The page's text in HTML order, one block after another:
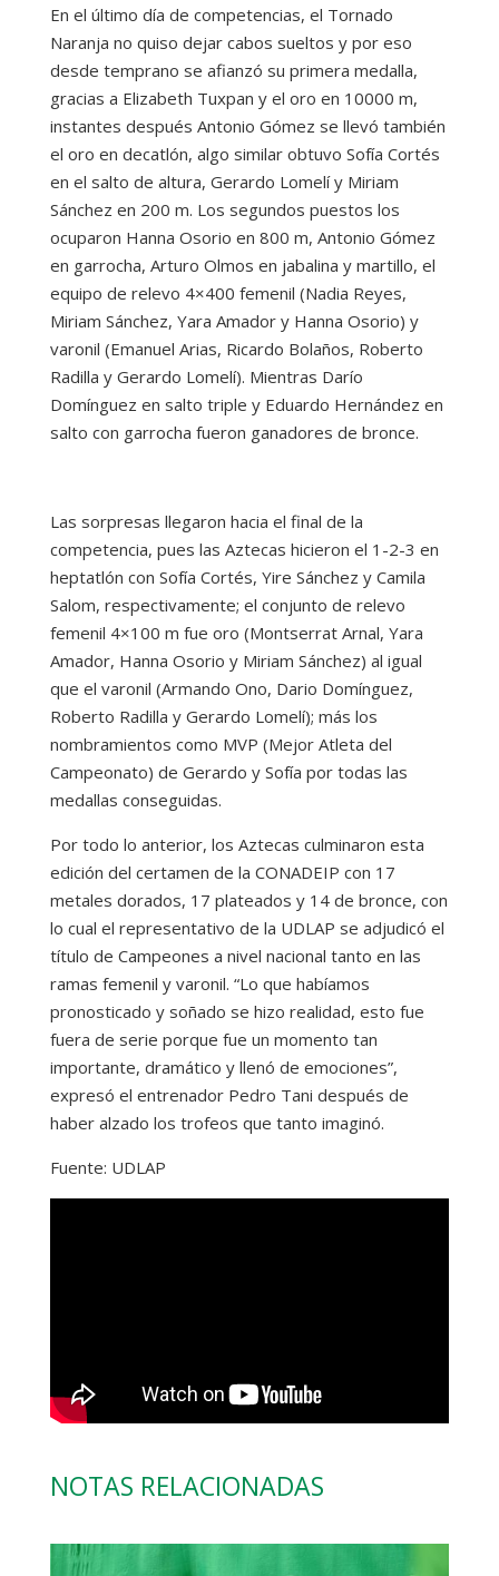
En el último día de competencias, el Tornado
Naranja no quiso dejar cabos sueltos y por eso
desde temprano se afianzó su primera medalla,
gracias a Elizabeth Tuxpan y el oro en 10000 m,
instantes después Antonio Gómez se llevó también
el oro en decatlón, algo similar obtuvo Sofía Cortés
en el salto de altura, Gerardo Lomelí y Miriam
Sánchez en 200 m. Los segundos puestos los
ocuparon Hanna Osorio en 800 m, Antonio Gómez
en garrocha, Arturo Olmos en jabalina y martillo, el
equipo de relevo 4×400 femenil (Nadia Reyes,
Miriam Sánchez, Yara Amador y Hanna Osorio) y
varonil (Emanuel Arias, Ricardo Bolaños, Roberto
Radilla y Gerardo Lomelí). Mientras Darío
Domínguez en salto triple y Eduardo Hernández en
salto con garrocha fueron ganadores de bronce.
Las sorpresas llegaron hacia el final de la
competencia, pues las Aztecas hicieron el 1-2-3 en
heptatlón con Sofía Cortés, Yire Sánchez y Camila
Salom, respectivamente; el conjunto de relevo
femenil 4×100 m fue oro (Montserrat Arnal, Yara
Amador, Hanna Osorio y Miriam Sánchez) al igual
que el varonil (Armando Ono, Dario Domínguez,
Roberto Radilla y Gerardo Lomelí); más los
nombramientos como MVP (Mejor Atleta del
Campeonato) de Gerardo y Sofía por todas las
medallas conseguidas.
Por todo lo anterior, los Aztecas culminaron esta
edición del certamen de la CONADEIP con 17
metales dorados, 17 plateados y 14 de bronce, con
lo cual el representativo de la UDLAP se adjudicó el
título de Campeones a nivel nacional tanto en las
ramas femenil y varonil. “Lo que habíamos
pronosticado y soñado se hizo realidad, esto fue
fuera de serie porque fue un momento tan
importante, dramático y llenó de emociones”,
expresó el entrenador Pedro Tani después de
haber alzado los trofeos que tanto imaginó.
Fuente: UDLAP
NOTAS RELACIONADAS